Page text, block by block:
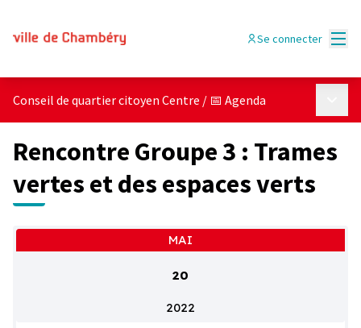
Se connecter
Conseil de quartier citoyen Centre / 📅 Agenda
Rencontre Groupe 3 : Trames
vertes et des espaces verts
MAI
20
2022